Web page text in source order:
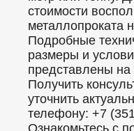
стоимости
металлопроката
Подробные
размеры и
представлены на
Получить
уточнить
телефону: +7
Ознакомьтесь с